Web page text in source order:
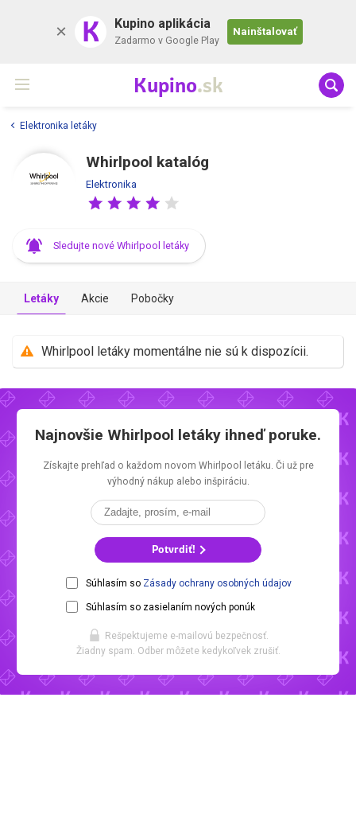
K Kupino aplikácia
Zadarmo v Google Play
Nainštalovať
Kupino.sk
Elektronika letáky
Whirlpool katalóg
Elektronika
Sledujte nové Whirlpool letáky
Letáky Akcie Pobočky
Whirlpool letáky momentálne nie sú k dispozícii.
Najnovšie Whirlpool letáky ihneď poruke.
Získajte prehľad o každom novom Whirlpool letáku. Či už pre
výhodný nákup alebo inšpiráciu.
Potvrdiť!
Súhlasím so Zásady ochrany osobných údajov
Súhlasím so zasielaním nových ponúk
Rešpektujeme e-mailovú bezpečnosť.
Žiadny spam. Odber môžete kedykoľvek zrušiť.